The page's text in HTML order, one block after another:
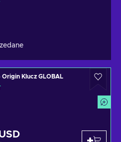
Origin Klucz GLOBAL